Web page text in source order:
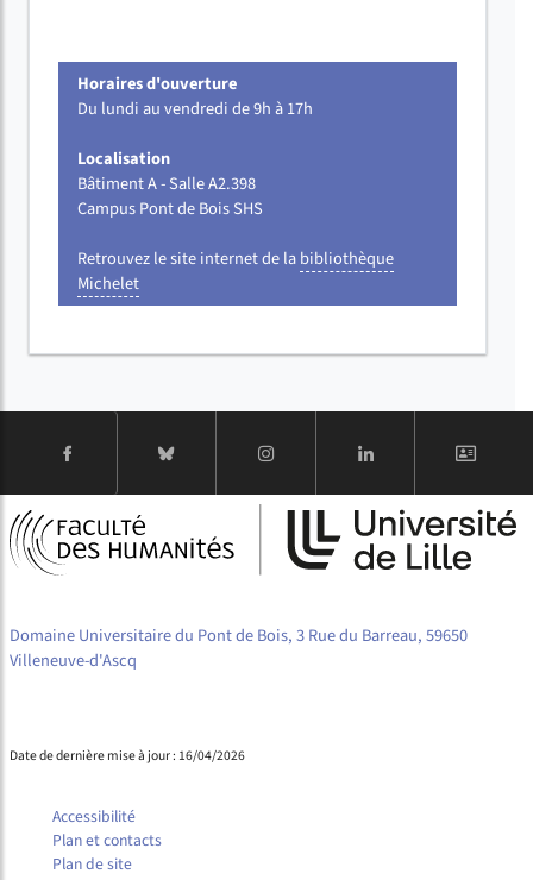
Horaires d'ouverture
Du lundi au vendredi de 9h à 17h
Localisation
Bâtiment A - Salle A2.398
Campus Pont de Bois SHS
Retrouvez le site internet de labibliothèque
Michelet
Domaine Universitaire du Pont de Bois, 3 Rue du Barreau, 59650
Villeneuve-d'Ascq
Date de dernière mise à jour : 16/04/2026
Accessibilité
Plan et contacts
Plan de site